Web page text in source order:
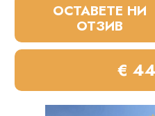
ОСТАВЕТЕ НИ
ОТЗИВ
€